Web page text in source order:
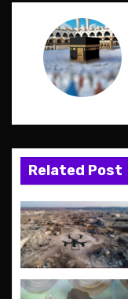
v
i
g
a
t
Related Post